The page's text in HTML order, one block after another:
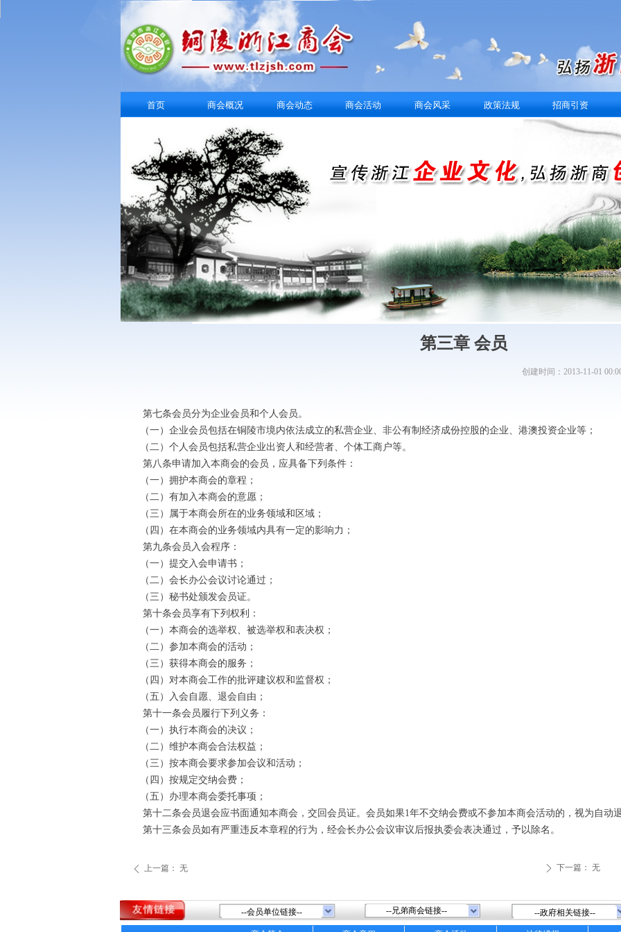
首页 商会概况 商会动态 商会活动 商会风采 政策法规 招商引资
第三章 会员
第七条会员分为企业会员和个人会员。
（一）企业会员包括在铜陵市境内依法成立的私营企业、非公有制经济成份控股的企业、港澳投资企业等；
（二）个人会员包括私营企业出资人和经营者、个体工商户等。
第八条申请加入本商会的会员，应具备下列条件：
（一）拥护本商会的章程；
（二）有加入本商会的意愿；
（三）属于本商会所在的业务领域和区域；
（四）在本商会的业务领域内具有一定的影响力；
第九条会员入会程序：
（一）提交入会申请书；
（二）会长办公会议讨论通过；
（三）秘书处颁发会员证。
第十条会员享有下列权利：
（一）本商会的选举权、被选举权和表决权；
（二）参加本商会的活动；
（三）获得本商会的服务；
（四）对本商会工作的批评建议权和监督权；
（五）入会自愿、退会自由；
第十一条会员履行下列义务：
（一）执行本商会的决议；
（二）维护本商会合法权益；
（三）按本商会要求参加会议和活动；
（四）按规定交纳会费；
（五）办理本商会委托事项；
第十二条会员退会应书面通知本商会，交回会员证。会员如果1年不交纳会费或不参加本商会活动的，视为自动
第十三条会员如有严重违反本章程的行为，经会长办公会议审议后报执委会表决通过，予以除名。
ꄴ 上一篇： 无 ꄲ 下一篇： 无
创建时间： 2013-11-01
--会员单位链接-- --兄弟商会链接-- --政府相关链接--